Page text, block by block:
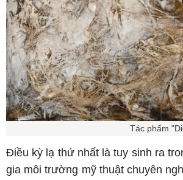
Tác phẩm
Điều kỳ lạ thứ nhất là tuy sinh ra
gia môi trường mỹ thuật chuyên